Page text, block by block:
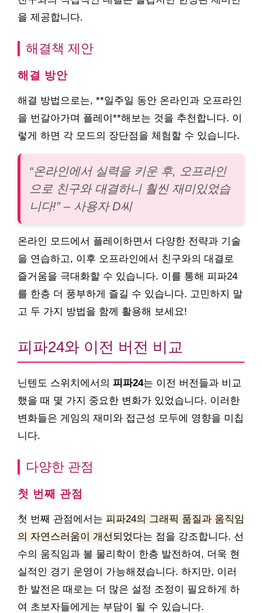
을 제공합니다.
해결책 제안
해결 방안
해결 방법으로는, **일주일 동안 온라인과 오프라인
을 번갈아가며 플레이**해보는 것을 추천합니다. 이
렇게 하면 각 모드의 장단점을 체험할 수 있습니다.
“온라인에서 실력을 키운 후, 오프라인
으로 친구와 대결하니 훨씬 재미있었습
니다!” – 사용자 D씨
온라인 모드에서 플레이하면서 다양한 전략과 기술
을 연습하고, 이후 오프라인에서 친구와의 대결로
즐거움을 극대화할 수 있습니다. 이를 통해 피파24
를 한층 더 풍부하게 즐길 수 있습니다. 고민하지 말
고 두 가지 방법을 함께 활용해 보세요!
피파24와 이전 버전 비교
닌텐도 스위치에서의 피파24는 이전 버전들과 비교
했을 때 몇 가지 중요한 변화가 있었습니다. 이러한
변화들은 게임의 재미와 접근성 모두에 영향을 미칩
니다.
다양한 관점
첫 번째 관점
첫 번째 관점에서는 피파24의 그래픽 품질과 움직임
의 자연스러움이 개선되었다는 점을 강조합니다. 선
수의 움직임과 볼 물리학이 한층 발전하여, 더욱 현
실적인 경기 운영이 가능해졌습니다. 하지만, 이러
한 발전은 때로는 더 많은 설정 조정이 필요하게 하
여 초보자들에게는 부담이 될 수 있습니다.